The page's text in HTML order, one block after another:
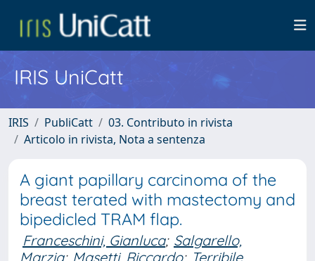
IRIS UniCatt
IRIS PubliCatt
03. Contributo in rivista
Articolo in rivista, Nota a sentenza
A giant papillary carcinoma of the
breast terated with mastectomy and
bipedicled TRAM flap.
Franceschini, Gianluca; Salgarello,
Marzia; Masetti, Riccardo; Terribile,